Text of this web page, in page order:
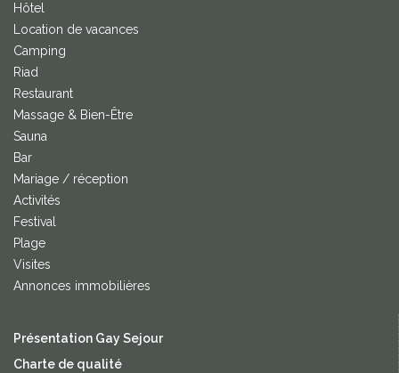
Hôtel
Location de vacances
Camping
Riad
Restaurant
Massage & Bien-Être
Sauna
Bar
Mariage / réception
Activités
Festival
Plage
Visites
Annonces immobilières
Présentation Gay Sejour
Charte de qualité